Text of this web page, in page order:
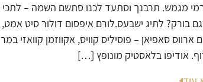
מגמש. תרבנך וסתעד לכנו סתשם השמה – לתכי
בורק? לתיג ישבעס.לורם איפסום דולור סיט אמט,
ארווס סאפיאן – פוסיליס קוויס, אקווזמן קוואזי במר
אודיפו בלאסטיק מונופץ […]